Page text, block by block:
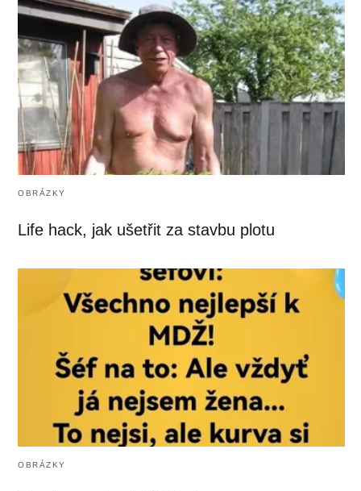
OBRÁZKY
Life hack, jak ušetřit za stavbu plotu
OBRÁZKY